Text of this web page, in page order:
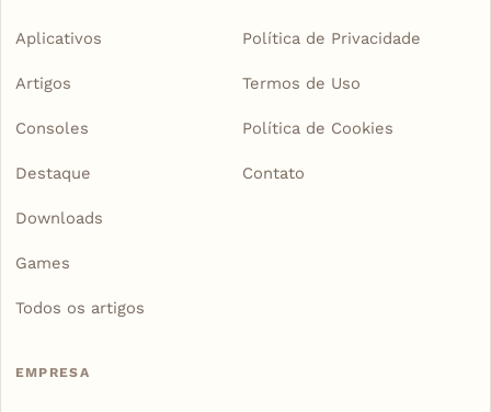
Aplicativos
Artigos
Consoles
Destaque
Downloads
Games
Todos os artigos
Política de Privacidade
Termos de Uso
Política de Cookies
Contato
EMPRESA